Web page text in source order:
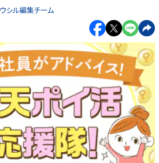
シル編集チーム